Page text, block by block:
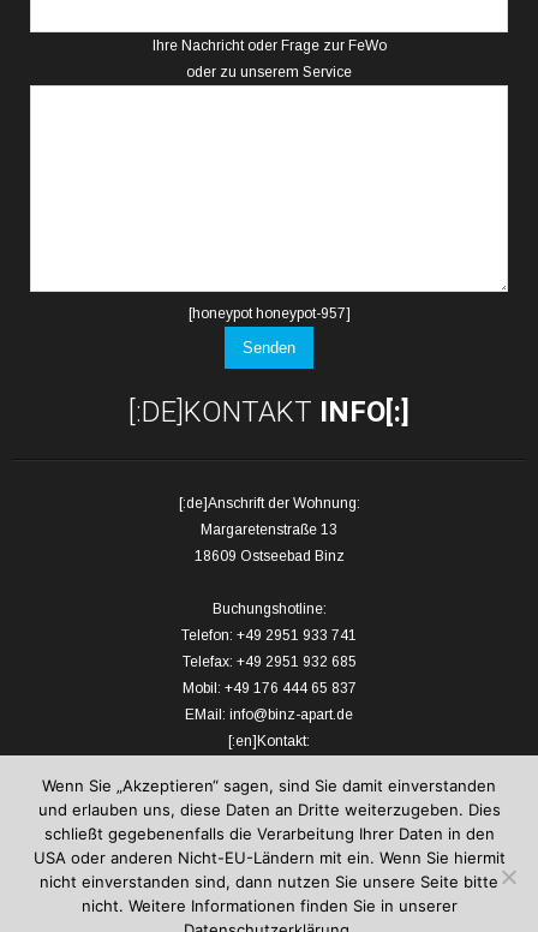
Ihre Nachricht oder Frage zur FeWo
oder zu unserem Service
[honeypot honeypot-957]
[:DE]KONTAKT INFO[:]
[:de]Anschrift der Wohnung:
Margaretenstraße 13
18609 Ostseebad Binz
Buchungshotline:
Telefon: +49 2951 933 741
Telefax: +49 2951 932 685
Mobil: +49 176 444 65 837
EMail: info@binz-apart.de
[:en]Kontakt:
Fax: +49 2951 932 685
Mobil: 0176 444 65 837[:]
Wenn Sie „Akzeptieren“ sagen, sind Sie damit einverstanden
und erlauben uns, diese Daten an Dritte weiterzugeben. Dies
schließt gegebenenfalls die Verarbeitung Ihrer Daten in den
USA oder anderen Nicht-EU-Ländern mit ein. Wenn Sie hiermit
nicht einverstanden sind, dann nutzen Sie unsere Seite bitte
nicht. Weitere Informationen finden Sie in unserer